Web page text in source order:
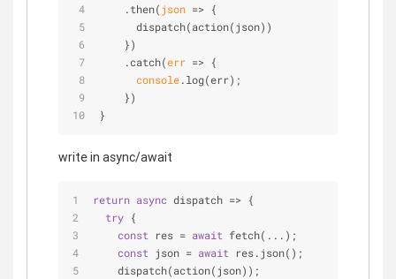
    .then(
json => {
      dispatch(action(json))
    })
    .catch(
err => {
console.log(err);
    })
}
write in async/await
return async dispatch => {
try {
const res = await fetch(...);
const json = await res.json();
    dispatch(action(json));